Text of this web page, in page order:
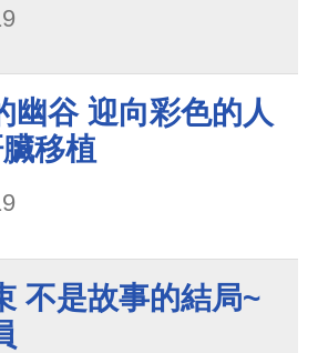
幽谷 迎向彩色的人
移植
不是故事的結局~